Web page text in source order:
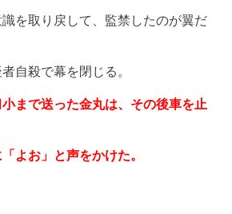
を取り戻して、監禁したのが翼だ
自殺で幕を閉じる。
まで送った金丸は、その後車を止
よお」と声をかけた。